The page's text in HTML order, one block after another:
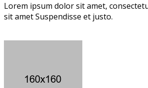
Lorem ipsum dolor sit amet,
sit amet Suspendisse et justo.